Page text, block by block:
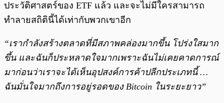
ประวัติศาสตร์ของ ETF แล้ว และจะไม่มีใครสามารถ
ทำลายสถิตินี้ได้เท่ากับพวกเขาอีก
“เรากำลังสร้างตลาดที่มีสภาพคล่องมากขึ้น โปร่งใสมาก
ขึ้น และฉันก็ประหลาดใจมากเพราะฉันไม่เคยคาดการณ์
มาก่อนว่าเราจะได้เห็นอุปสงค์การค้าปลีกประเภทนี้ …
ฉันมั่นใจมากถึงการอยู่รอดของ Bitcoin ในระยะยาว”